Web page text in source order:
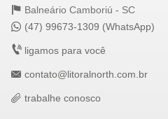
Balneário Camboriú - SC
(47) 99673-1309 (WhatsApp)
ligamos para você
contato@litoralnorth.com.br
trabalhe conosco